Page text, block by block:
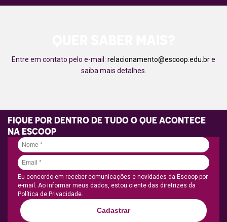
Entre em contato pelo e-mail: relacionamento@escoop.edu.bre
saiba mais detalhes.
FIQUE POR DENTRO DE TUDO O QUE ACONTECE
NA ESCOOP
Eu concordo em receber comunicações e novidades da Escoop por
e-mail. Ao informar meus dados, estou ciente das diretrizes da
Política de Privacidade.
Cadastrar